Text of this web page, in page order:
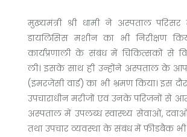
मुख्यमंत्री श्री धामी ने अस्पताल
डायलिसिस मशीन का भी निरीक्षण
कार्यप्रणाली के संबंध में चिकित्सकों से
ली। इसके साथ ही उन्होंने अस्पताल के
(इमरजेंसी वार्ड) का भी भ्रमण किया। इस
उपचाराधीन मरीजों एवं उनके परिजनों से
अस्पताल में उपलब्ध स्वास्थ्य सेवाओं,
तथा उपचार व्यवस्था के संबंध में फीडबैक भी